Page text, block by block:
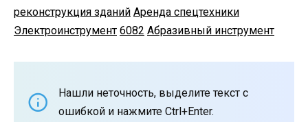
реконструкция зданий Аренда спецтехники
Электроинструмент 6082 Абразивный инструмент
Нашли неточность, выделите текст с
ошибкой и нажмите Ctrl+Enter.